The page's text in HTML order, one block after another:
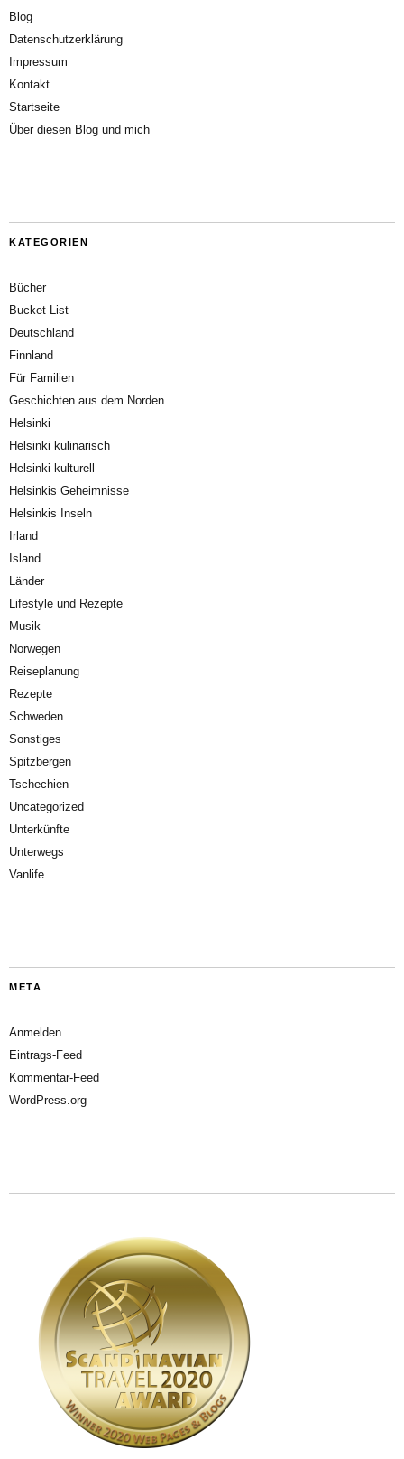
Blog
Datenschutzerklärung
Impressum
Kontakt
Startseite
Über diesen Blog und mich
KATEGORIEN
Bücher
Bucket List
Deutschland
Finnland
Für Familien
Geschichten aus dem Norden
Helsinki
Helsinki kulinarisch
Helsinki kulturell
Helsinkis Geheimnisse
Helsinkis Inseln
Irland
Island
Länder
Lifestyle und Rezepte
Musik
Norwegen
Reiseplanung
Rezepte
Schweden
Sonstiges
Spitzbergen
Tschechien
Uncategorized
Unterkünfte
Unterwegs
Vanlife
META
Anmelden
Eintrags-Feed
Kommentar-Feed
WordPress.org